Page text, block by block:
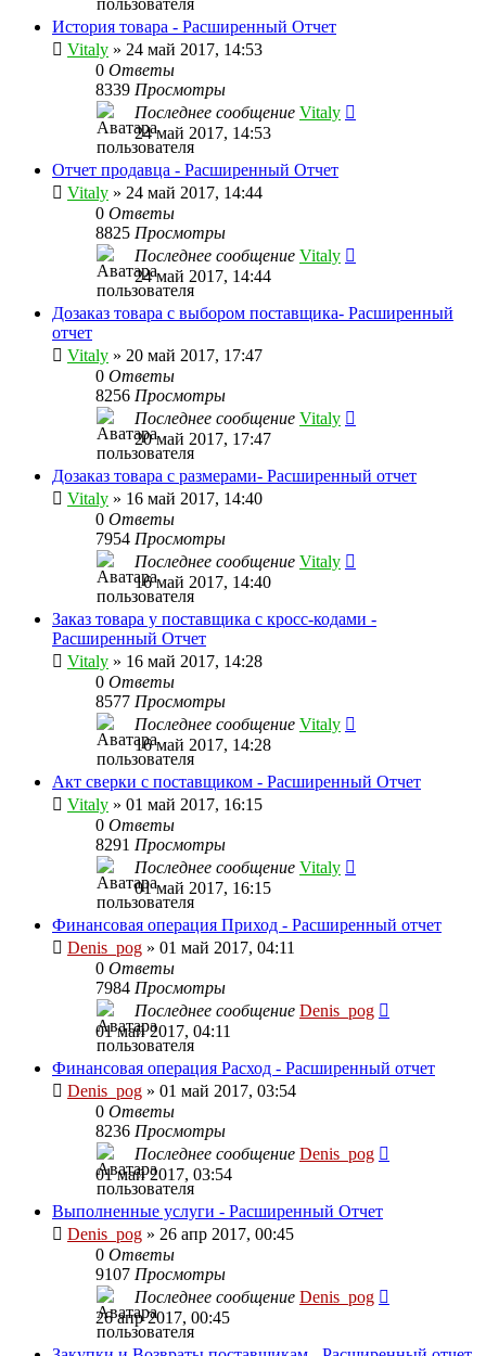
История товара - Расширенный Отчет
Vitaly » 24 май 2017, 14:53
0 Ответы
8339 Просмотры
Последнее сообщение Vitaly
24 май 2017, 14:53
Отчет продавца - Расширенный Отчет
Vitaly » 24 май 2017, 14:44
0 Ответы
8825 Просмотры
Последнее сообщение Vitaly
24 май 2017, 14:44
Дозаказ товара с выбором поставщика- Расширенный
отчет
Vitaly » 20 май 2017, 17:47
0 Ответы
8256 Просмотры
Последнее сообщение Vitaly
20 май 2017, 17:47
Дозаказ товара с размерами- Расширенный отчет
Vitaly » 16 май 2017, 14:40
0 Ответы
7954 Просмотры
Последнее сообщение Vitaly
16 май 2017, 14:40
Заказ товара у поставщика с кросс-кодами -
Расширенный Отчет
Vitaly » 16 май 2017, 14:28
0 Ответы
8577 Просмотры
Последнее сообщение Vitaly
16 май 2017, 14:28
Акт сверки с поставщиком - Расширенный Отчет
Vitaly » 01 май 2017, 16:15
0 Ответы
8291 Просмотры
Последнее сообщение Vitaly
01 май 2017, 16:15
Финансовая операция Приход - Расширенный отчет
Denis_pog » 01 май 2017, 04:11
0 Ответы
7984 Просмотры
Последнее сообщение Denis_pog
01 май 2017, 04:11
Финансовая операция Расход - Расширенный отчет
Denis_pog » 01 май 2017, 03:54
0 Ответы
8236 Просмотры
Последнее сообщение Denis_pog
01 май 2017, 03:54
Выполненные услуги - Расширенный Отчет
Denis_pog » 26 апр 2017, 00:45
0 Ответы
9107 Просмотры
Последнее сообщение Denis_pog
26 апр 2017, 00:45